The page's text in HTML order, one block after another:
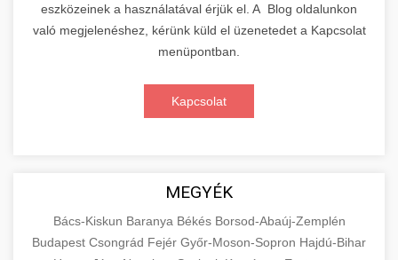
eszközeinek a használatával érjük el. A Blog oldalunkon
való megjelenéshez, kérünk küld el üzenetedet a Kapcsolat
menüpontban.
Kapcsolat
MEGYÉK
Bács-Kiskun Baranya Békés Borsod-Abaúj-Zemplén
Budapest Csongrád Fejér Győr-Moson-Sopron Hajdú-Bihar